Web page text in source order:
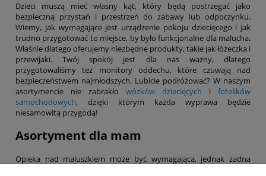
Dzieci muszą mieć własny kąt, który będą postrzegać jako
bezpieczną przystań i przestrzeń do zabawy lub odpoczynku.
Wiemy, jak wymagające jest urządzenie pokoju dziecięcego i jak
trudno przygotować to miejsce, by było funkcjonalne dla malucha.
Właśnie dlatego oferujemy niezbędne produkty, takie jak łóżeczka i
przewijaki. Twój spokój jest dla nas ważny, dlatego
przygotowaliśmy też monitory oddechu, które czuwają nad
bezpieczeństwem najmłodszych. Lubicie podróżować? W naszym
asortymencie nie zabrakło wózków dziecięcych i fotelików
samochodowych, dzięki którym każda wyprawa będzie
niesamowitą przygodą!
Asortyment dla mam
Opieka nad maluszkiem może być wymagająca, jednak żadna